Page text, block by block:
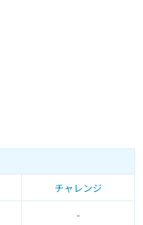
チャレンジ
-